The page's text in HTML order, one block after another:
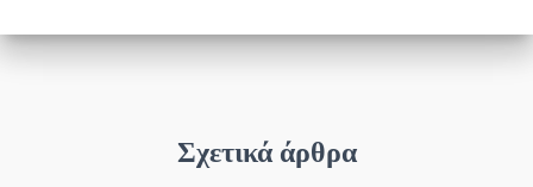
Σχετικά άρθρα